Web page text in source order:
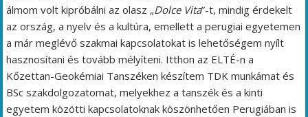
álmom volt kipróbálni az olasz „Dolce Vita”-t, mindig érdekelt
az ország, a nyelv és a kultúra, emellett a perugiai egyetemen
a már meglévő szakmai kapcsolatokat is lehetőségem nyílt
hasznosítani és tovább mélyíteni. Itthon az ELTÉ-n a
Kőzettan-Geokémiai Tanszéken készítem TDK munkámat és
BSc szakdolgozatomat, melyekhez a tanszék és a kinti
egyetem közötti kapcsolatoknak köszönhetően Perugiában is